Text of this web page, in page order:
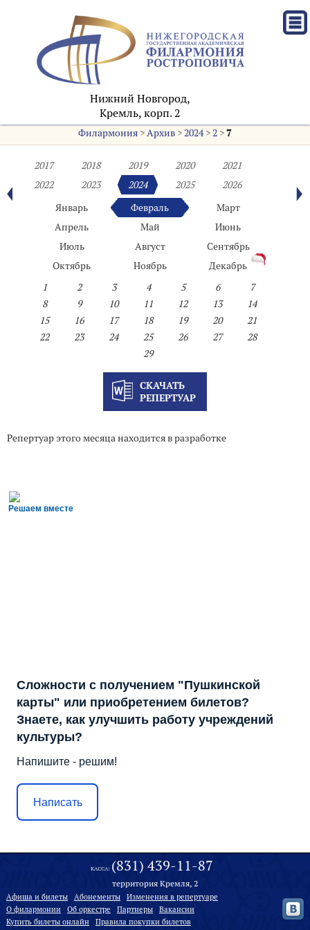
Нижний Новгород,
Кремль, корп. 2
Филармония>Архив>2024>2>7
2017 2018 2019 2020
2021
2022
2023 2024 2025
2026
Январь
Февраль
Март
Апрель
Май
Июнь
Июль
Август
Сентябрь
Октябрь
Ноябрь
Декабрь
1
2 3 4 5 6
7
8
9 10 11 12 13
14
15
16 17 18 19 20
21
22
23 24 25 26 27
28
29
СКАЧАТЬ
РЕПЕРТУАР
Репертуар этого месяца находится в разработке
Решаем вместе
Сложности с получением "Пушкинской
карты" или приобретением билетов?
Знаете, как улучшить работу учреждений
культуры?
Напишите - решим!
Написать
КАССА: (831) 439-11-87
территория Кремля, 2
Афиша и билеты Абонементы
Изменения в репертуаре
О филармонии
Oб оркестре Партнеры
Вакансии
Купить билеты онлайн
Правила покупки билетов